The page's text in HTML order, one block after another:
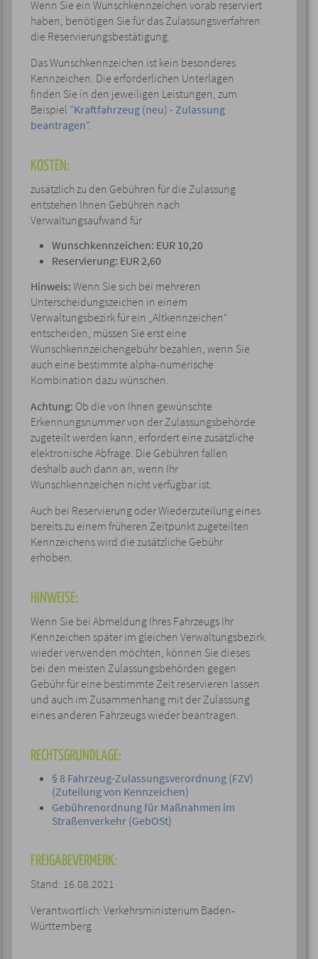
Wenn Sie ein Wunschkennzeichen vorab reserviert
haben, benötigen Sie für das Zulassungsverfahren
die Reservierungsbestätigung.
Das Wunschkennzeichen ist kein besonderes
Kennzeichen. Die erforderlichen Unterlagen
finden Sie in den jeweiligen Leistungen, zum
Beispiel "Kraftfahrzeug (neu) - Zulassung
beantragen".
KOSTEN:
zusätzlich zu den Gebühren für die Zulassung
entstehen Ihnen Gebühren nach
Verwaltungsaufwand für
Wunschkennzeichen: EUR 10,20
Reservierung: EUR 2,60
Hinweis: Wenn Sie sich bei mehreren
Unterscheidungszeichen in einem
Verwaltungsbezirk für ein „Altkennzeichen“
entscheiden, müssen Sie erst eine
Wunschkennzeichengebühr bezahlen, wenn Sie
auch eine bestimmte alpha-numerische
Kombination dazu wünschen.
Achtung: Ob die von Ihnen gewünschte
Erkennungsnummer von der Zulassungsbehörde
zugeteilt werden kann, erfordert eine zusätzliche
elektronische Abfrage. Die Gebühren fallen
deshalb auch dann an, wenn Ihr
Wunschkennzeichen nicht verfügbar ist.
Auch bei Reservierung oder Wiederzuteilung eines
bereits zu einem früheren Zeitpunkt zugeteilten
Kennzeichens wird die zusätzliche Gebühr
erhoben.
HINWEISE:
Wenn Sie bei Abmeldung Ihres Fahrzeugs Ihr
Kennzeichen später im gleichen Verwaltungsbezirk
wieder verwenden möchten, können Sie dieses
bei den meisten Zulassungsbehörden gegen
Gebühr für eine bestimmte Zeit reservieren lassen
und auch im Zusammenhang mit der Zulassung
eines anderen Fahrzeugs wieder beantragen.
RECHTSGRUNDLAGE:
§ 8 Fahrzeug-Zulassungsverordnung (FZV)
(Zuteilung von Kennzeichen)
Gebührenordnung für Maßnahmen im
Straßenverkehr (GebOSt)
FREIGABEVERMERK:
Stand: 16.08.2021
Verantwortlich: Verkehrsministerium Baden-
Württemberg